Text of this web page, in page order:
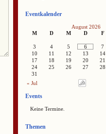
Eventkalender
August 2026
M
D M D F
3
4 5 6 7
10
11 12 13 14
17
18 19 20 21
24
25 26 27 28
31
« Jul
Events
Keine Termine.
Themen